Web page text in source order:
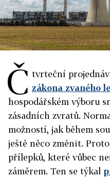
Č tvrteční
zákona zvaného
hospodářském výboru
zásadních zvratů.
možností, jak během
ještě něco změnit.
přílepků, které vůbec
záměrem. Ten se týkal